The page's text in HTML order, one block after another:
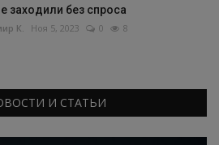
заходили без спроса
К. Ноя 5, 2023 0 8
И СТАТЬИ